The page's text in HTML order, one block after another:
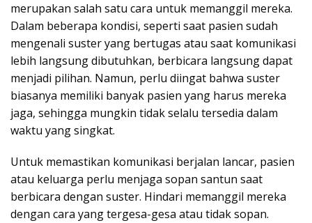
merupakan salah satu cara untuk memanggil mereka.
Dalam beberapa kondisi, seperti saat pasien sudah
mengenali suster yang bertugas atau saat komunikasi
lebih langsung dibutuhkan, berbicara langsung dapat
menjadi pilihan. Namun, perlu diingat bahwa suster
biasanya memiliki banyak pasien yang harus mereka
jaga, sehingga mungkin tidak selalu tersedia dalam
waktu yang singkat.
Untuk memastikan komunikasi berjalan lancar, pasien
atau keluarga perlu menjaga sopan santun saat
berbicara dengan suster. Hindari memanggil mereka
dengan cara yang tergesa-gesa atau tidak sopan.